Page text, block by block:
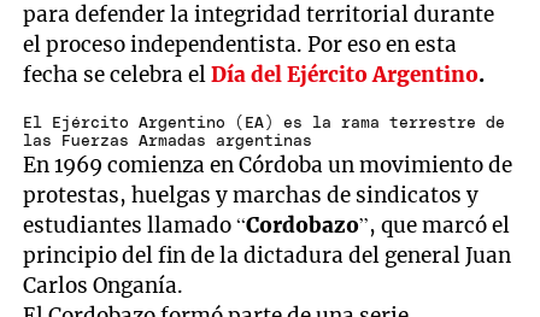
para defender la integridad territorial durante
el proceso independentista. Por eso en esta
fecha se celebra elDía del Ejército Argentino.
El Ejército Argentino (EA) es la rama terrestre de
las Fuerzas Armadas argentinas
En 1969 comienza en Córdoba un movimiento de
protestas, huelgas y marchas de sindicatos y
estudiantes llamado “Cordobazo”, que marcó el
principio del fin de la dictadura del general Juan
Carlos Onganía.